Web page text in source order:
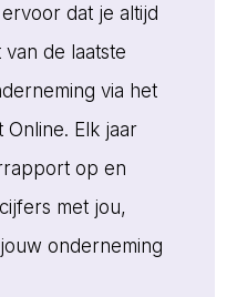
dat je altijd
de laatste
via het
Online. Elk jaar
op en
met jou,
onderneming